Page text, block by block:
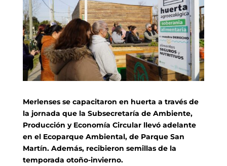
Merlenses se capacitaron en huerta a través de
la jornada que la Subsecretaría de Ambiente,
Producción y Economía Circular llevó adelante
en el Ecoparque Ambiental, de Parque San
Martín. Además, recibieron semillas de la
temporada otoño-invierno.